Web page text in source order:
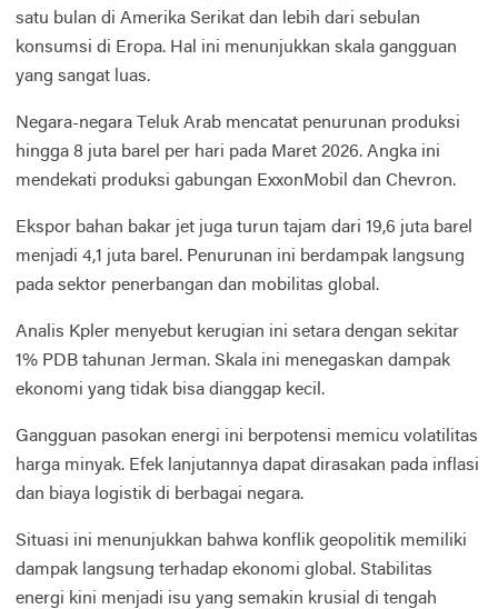
satu bulan di Amerika Serikat dan lebih dari sebulan
konsumsi di Eropa. Hal ini menunjukkan skala gangguan
yang sangat luas.
Negara-negara Teluk Arab mencatat penurunan produksi
hingga 8 juta barel per hari pada Maret 2026. Angka ini
mendekati produksi gabungan ExxonMobil dan Chevron.
Ekspor bahan bakar jet juga turun tajam dari 19,6 juta barel
menjadi 4,1 juta barel. Penurunan ini berdampak langsung
pada sektor penerbangan dan mobilitas global.
Analis Kpler menyebut kerugian ini setara dengan sekitar
1% PDB tahunan Jerman. Skala ini menegaskan dampak
ekonomi yang tidak bisa dianggap kecil.
Gangguan pasokan energi ini berpotensi memicu volatilitas
harga minyak. Efek lanjutannya dapat dirasakan pada inflasi
dan biaya logistik di berbagai negara.
Situasi ini menunjukkan bahwa konflik geopolitik memiliki
dampak langsung terhadap ekonomi global. Stabilitas
energi kini menjadi isu yang semakin krusial di tengah